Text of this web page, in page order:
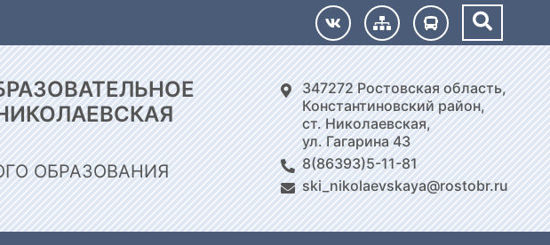
ОБРАЗОВАНИЯ
347272 Ростовская область,
Константиновский район,
ст. Николаевская,
ул. Гагарина 43
8(86393)5-11-81
ski_nikolaevskaya@rostobr.ru